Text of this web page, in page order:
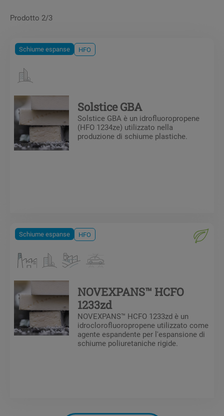
Prodotto 2/3
Schiume espanse HFO
Solstice GBA
Solstice GBA è un idrofluoropropene
(HFO 1234ze) utilizzato nella
produzione di schiume plastiche.
Schiume espanse HFO
NOVEXPANS™ HCFO
1233zd
NOVEXPANS™ HCFO 1233zd è un
idroclorofluoropropene utilizzato come
agente espandente per l'espansione di
schiume poliuretaniche rigide.